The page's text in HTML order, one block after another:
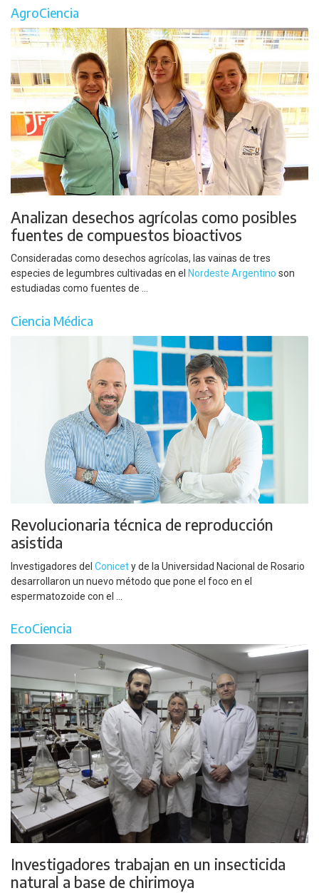
AgroCiencia
Analizan desechos agrícolas como posibles
fuentes de compuestos bioactivos
Consideradas como desechos agrícolas, las vainas de tres
especies de legumbres cultivadas en el Nordeste Argentino son
estudiadas como fuentes de ...
Ciencia Médica
Revolucionaria técnica de reproducción
asistida
Investigadores del Conicety de la Universidad Nacional de Rosario
desarrollaron un nuevo método que pone el foco en el
espermatozoide con el ...
EcoCiencia
Investigadores trabajan en un insecticida
natural a base de chirimoya